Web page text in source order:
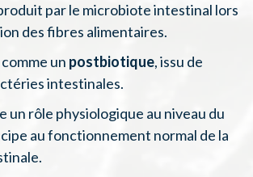
par le microbiote intestinal lors
des fibres alimentaires.
un postbiotique, issu de
intestinales.
un rôle physiologique au niveau du
au fonctionnement normal de la